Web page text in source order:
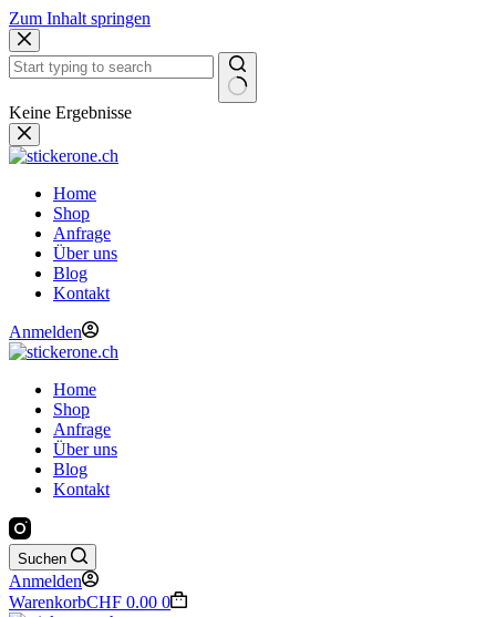
Zum Inhalt springen
Keine Ergebnisse
Home
Shop
Anfrage
Über uns
Blog
Kontakt
Anmelden
Home
Shop
Anfrage
Über uns
Blog
Kontakt
Suchen
Anmelden
WarenkorbCHF 0.00 0